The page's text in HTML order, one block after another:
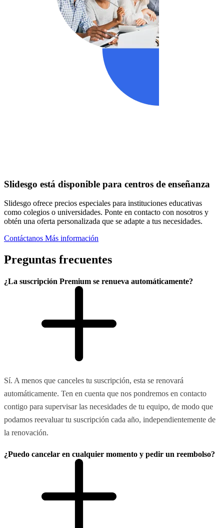
Slidesgo está disponible para centros de enseñanza
Slidesgo ofrece precios especiales para instituciones educativas
como colegios o universidades. Ponte en contacto con nosotros y
obtén una oferta personalizada que se adapte a tus necesidades.
Contáctanos Más información
Preguntas frecuentes
¿La suscripción Premium se renueva automáticamente?
Sí. A menos que canceles tu suscripción, esta se renovará
automáticamente. Ten en cuenta que nos pondremos en contacto
contigo para supervisar las necesidades de tu equipo, de modo que
podamos reevaluar tu suscripción cada año, independientemente de
la renovación.
¿Puedo cancelar en cualquier momento y pedir un reembolso?